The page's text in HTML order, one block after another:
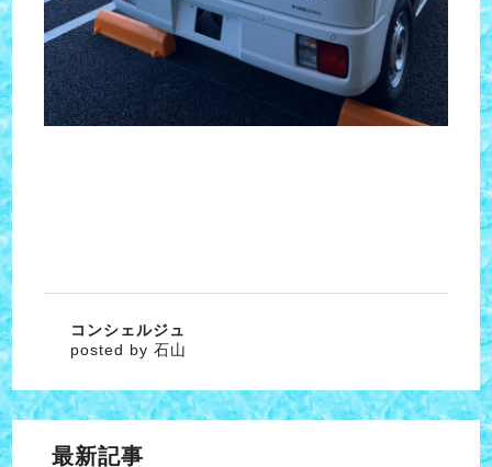
コンシェルジュ
posted by 石山
最新記事